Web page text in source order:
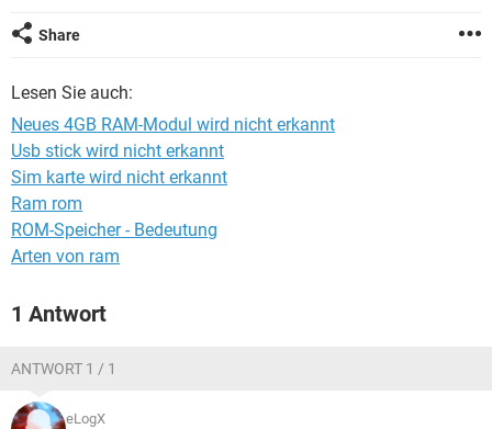
Motherboard: ASUS P9X79
CPU Speeds: 2176
Physical CPUs: 1
Virtual CPUs: 12
System RAM: 4073 MB
Video Card Description: NVIDIA GeForce GTX 560
VRAM: 2048 MB
Danke
Share
Lesen Sie auch:
Neues 4GB RAM-Modul wird nicht erkannt
Usb stick wird nicht erkannt
Sim karte wird nicht erkannt
Ram rom
ROM-Speicher - Bedeutung
Arten von ram
1 Antwort
ANTWORT 1 / 1
eLogX